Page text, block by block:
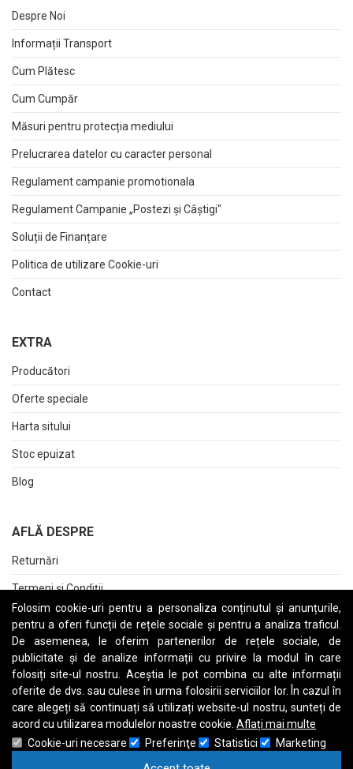
Folosim cookie-uri pentru a personaliza conținutul și anunțurile,
pentru a oferi funcții de rețele sociale și pentru a analiza traficul.
De asemenea, le oferim partenerilor de rețele sociale, de
publicitate și de analize informații cu privire la modul în care
folosiți site-ul nostru. Aceștia le pot combina cu alte informații
oferite de dvs. sau culese în urma folosirii serviciilor lor. În cazul în
care alegeți să continuați să utilizați website-ul nostru, sunteți de
acord cu utilizarea modulelor noastre cookie. Aflați mai multe
Cookie-uri necesare
Preferinţe Statistici Marketing
Despre Noi
Informații Transport
Cum Plătesc
Cum Cumpăr
Măsuri pentru protecția mediului
Prelucrarea datelor cu caracter personal
Regulament campanie promotionala
Regulament Campanie „Postezi și Câștigi"
Soluții de Finanțare
Politica de utilizare Cookie-uri
Contact
EXTRA
Producători
Oferte speciale
Harta sitului
Stoc epuizat
Blog
AFLĂ DESPRE
Returnări
Termeni și Condiții
Raport date personale
Cerere stergere cont
ABCDEFGHIJKLMNOPQRSTUV WXYZ